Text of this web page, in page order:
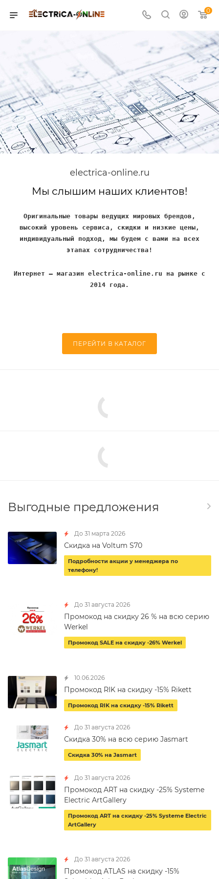
0
electrica-online.ru
Мы слышим наших клиентов!
Оригинальные товары ведущих мировых брендов,
высокий уровень сервиса, скидки и низкие цены,
индивидуальный подход, мы будем с вами на всех
этапах сотрудничества!
Интернет – магазин electrica-online.ru на рынке с
2014 года.
ПЕРЕЙТИ В КАТАЛОГ
Выгодные предложения
До 31 марта 2026
Скидка на Voltum S70
Подробности акции у менеджера по
телефону!
До 31 августа 2026
Промокод на скидку 26 % на всю серию
Werkel
Промокод SALE на скидку -26% Werkel
10.06.2026
Промокод RIK на скидку -15% Rikett
Промокод RIK на скидку -15% Rikett
До 31 августа 2026
Скидка 30% на всю серию Jasmart
Скидка 30% на Jasmart
До 31 августа 2026
Промокод ART на скидку -25% Systeme
Electric ArtGallery
Промокод ART на скидку -25% Systeme Electric
ArtGallery
До 31 августа 2026
Промокод ATLAS на скидку -15%